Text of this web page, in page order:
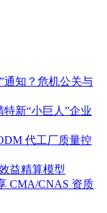
通知？危机公关与
新“小巨人”企业
代工厂质量控
益精算模型
CMA/CNAS 资质